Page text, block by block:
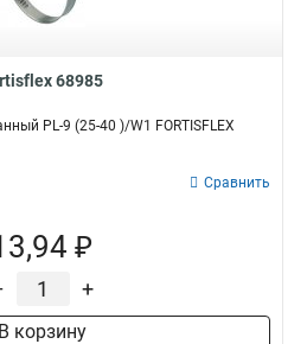
68985
PL-9 (25-40 )/W1 FORTISFLEX
Сравнить
₽
+
В корзину